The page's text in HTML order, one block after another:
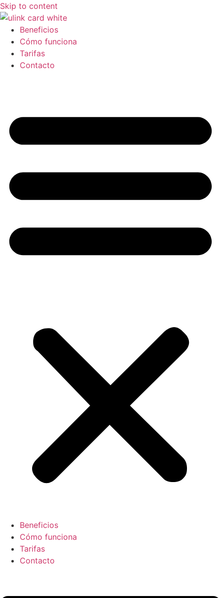
Skip to content
Beneficios
Cómo funciona
Tarifas
Contacto
Beneficios
Cómo funciona
Tarifas
Contacto